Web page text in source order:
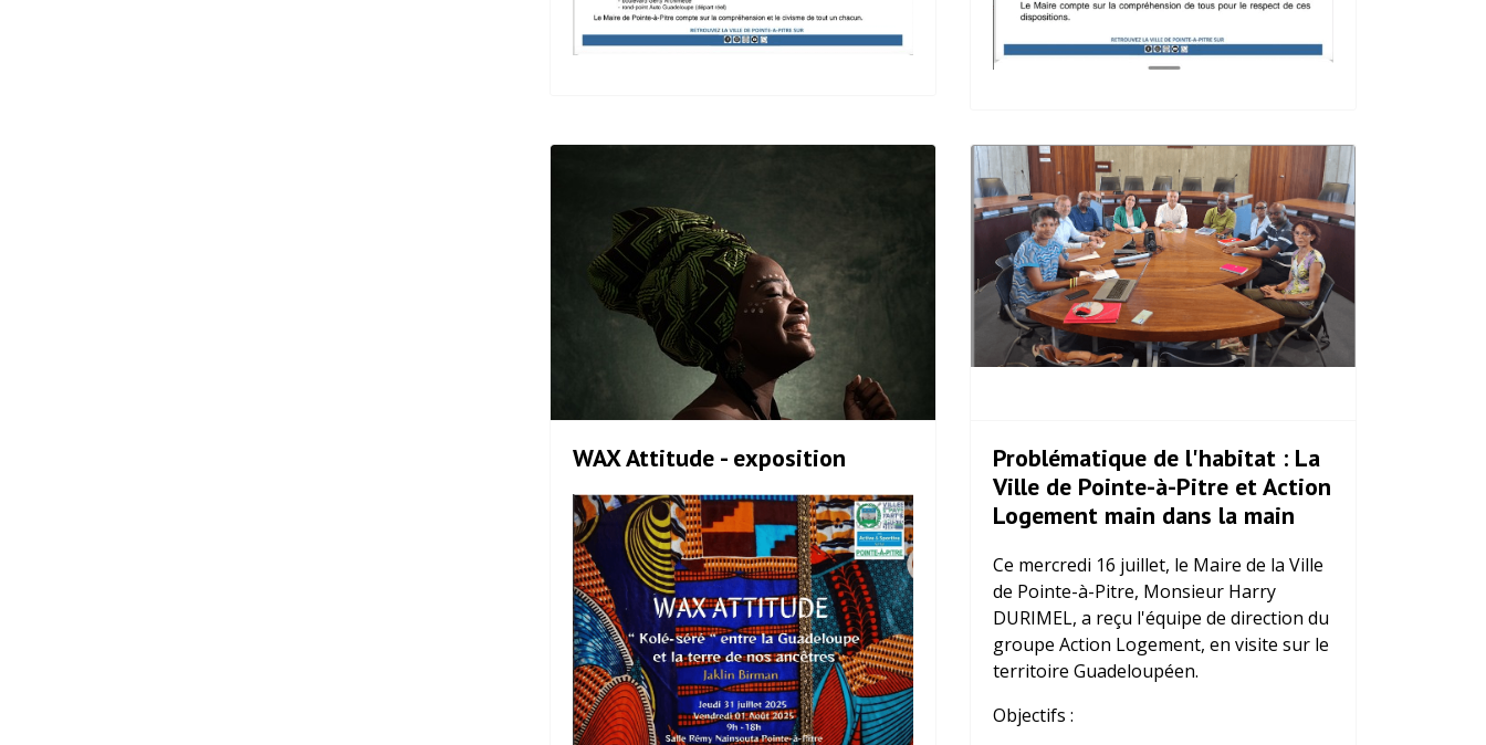
WAX Attitude - exposition
Problématique de l'habitat : La
Ville de Pointe-à-Pitre et Action
Logement main dans la main
Ce mercredi 16 juillet, le Maire de la Ville
de Pointe-à-Pitre, Monsieur Harry
DURIMEL, a reçu l'équipe de direction du
groupe Action Logement, en visite sur le
territoire Guadeloupéen.
Objectifs :